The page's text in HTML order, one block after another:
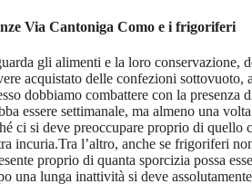
Via Cantoniga Como e i frigoriferi
gli alimenti e la loro conservazione,
acquistato delle confezioni
dobbiamo combattere con la
essere settimanale, ma almeno una
ci si deve preoccupare proprio di quello
incuria.Tra l’altro, anche se frigoriferi
proprio di quanta sporcizia possa
una lunga inattività si deve